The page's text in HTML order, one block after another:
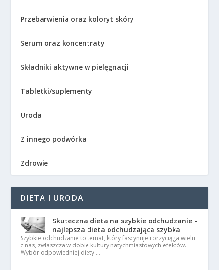
Przebarwienia oraz koloryt skóry
Serum oraz koncentraty
Składniki aktywne w pielęgnacji
Tabletki/suplementy
Uroda
Z innego podwórka
Zdrowie
DIETA I URODA
Skuteczna dieta na szybkie odchudzanie –
najlepsza dieta odchudzająca szybka
Szybkie odchudzanie to temat, który fascynuje i przyciąga wielu
z nas, zwłaszcza w dobie kultury natychmiastowych efektów.
Wybór odpowiedniej diety …